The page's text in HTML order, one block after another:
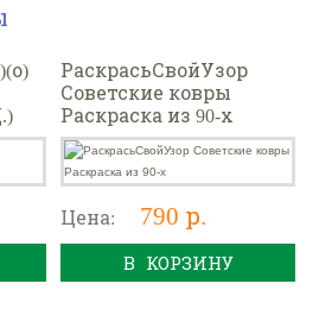
РаскрасьСвойУзор
Советские ковры
Раскраска из 90-х
Цена: 790 р.
В КОРЗИНУ